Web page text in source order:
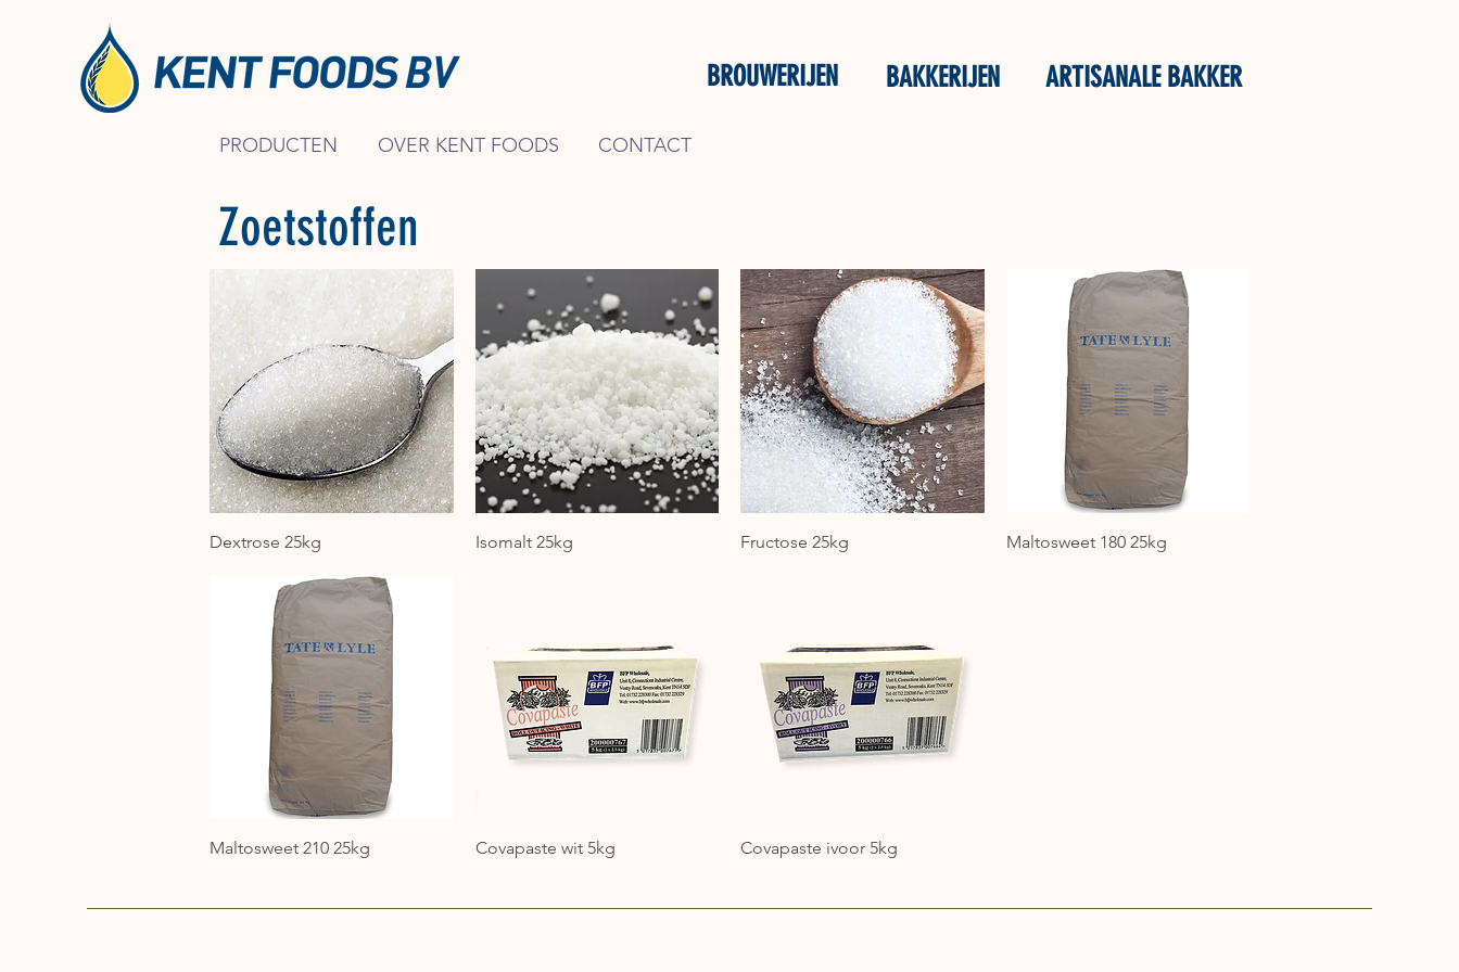
PRODUCTEN OVER KENT FOODS CONTACT
BROUWERIJEN BAKKERIJEN ARTISANALE BAKKER
Zoetstoffen
Dextrose 25kg Isomalt 25kg Fructose 25kg Maltosweet 180 25kg
Maltosweet 210 25kg Covapaste wit 5kg Covapaste ivoor 5kg